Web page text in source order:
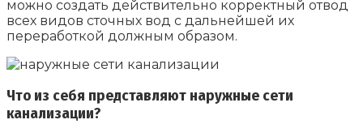
можно создать действительно корректный отвод
всех видов сточных вод с дальнейшей их
переработкой должным образом.
Что из себя представляют наружные сети
канализации?